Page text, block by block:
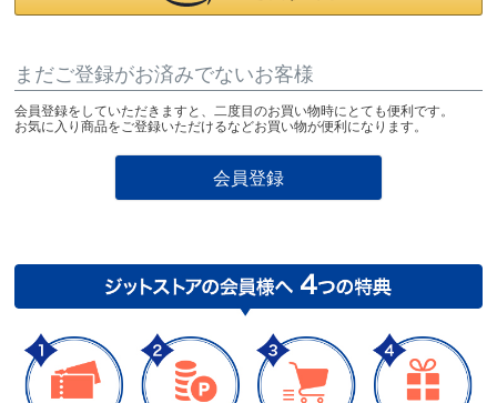
まだご登録がお済みでないお客様
会員登録をしていただきますと、二度目のお買い物時にとても便利です。
お気に入り商品をご登録いただけるなどお買い物が便利になります。
会員登録